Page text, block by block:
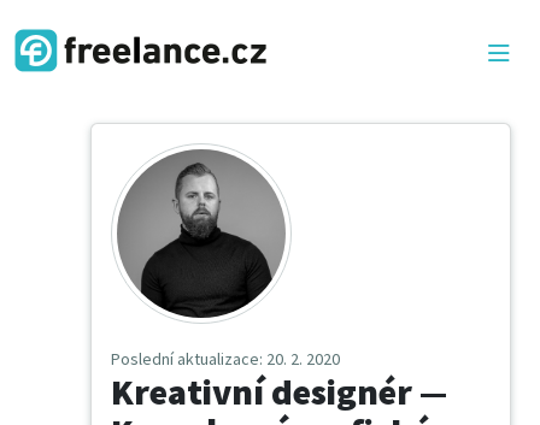
Poslední aktualizace: 20. 2. 2020
Kreativní designér —